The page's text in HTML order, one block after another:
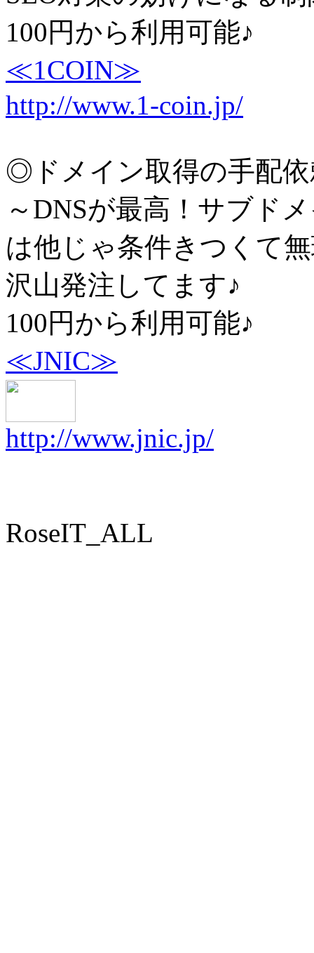
100円から利用可能♪
≪1COIN≫
http://www.1-coin.jp/
◎ドメイン取得の手配
～DNSが最高！サブド
は他じゃ条件きつくて
沢山発注してます♪
100円から利用可能♪
≪JNIC≫
http://www.jnic.jp/
RoseIT_ALL